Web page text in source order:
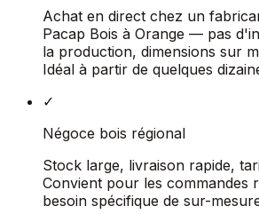
Achat en direct chez un
Pacap Bois à Orange — pas
la production, dimensions sur
Idéal à partir de quelques
✓
Négoce bois régional
Stock large, livraison rapide,
Convient pour les commandes
besoin spécifique de sur-